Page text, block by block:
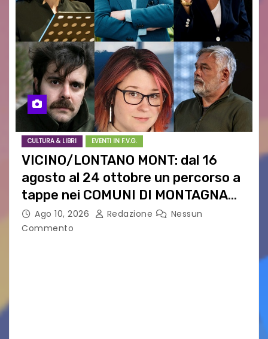
CULTURA & LIBRI EVENTI IN F.V.G.
VICINO/LONTANO MONT: dal 16
agosto al 24 ottobre un percorso a
tappe nei COMUNI DI MONTAGNA
DEL FVG
Ago 10, 2026 Redazione
Nessun
Commento